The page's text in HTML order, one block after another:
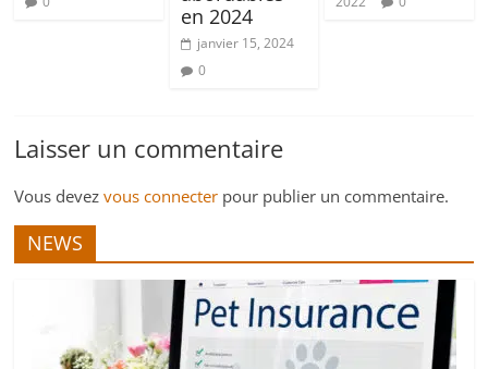
en 2024
janvier 15, 2024
0
Laisser un commentaire
Vous devezvous connecter pour publier un commentaire.
NEWS